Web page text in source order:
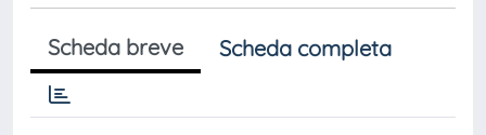
Scheda breve Scheda completa